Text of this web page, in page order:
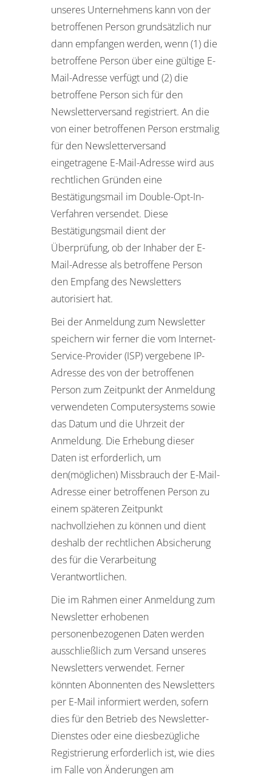
unseres Unternehmens kann von der
betroffenen Person grundsätzlich nur
dann empfangen werden, wenn (1) die
betroffene Person über eine gültige E-
Mail-Adresse verfügt und (2) die
betroffene Person sich für den
Newsletterversand registriert. An die
von einer betroffenen Person erstmalig
für den Newsletterversand
eingetragene E-Mail-Adresse wird aus
rechtlichen Gründen eine
Bestätigungsmail im Double-Opt-In-
Verfahren versendet. Diese
Bestätigungsmail dient der
Überprüfung, ob der Inhaber der E-
Mail-Adresse als betroffene Person
den Empfang des Newsletters
autorisiert hat.
Bei der Anmeldung zum Newsletter
speichern wir ferner die vom Internet-
Service-Provider (ISP) vergebene IP-
Adresse des von der betroffenen
Person zum Zeitpunkt der Anmeldung
verwendeten Computersystems sowie
das Datum und die Uhrzeit der
Anmeldung. Die Erhebung dieser
Daten ist erforderlich, um
den(möglichen) Missbrauch der E-Mail-
Adresse einer betroffenen Person zu
einem späteren Zeitpunkt
nachvollziehen zu können und dient
deshalb der rechtlichen Absicherung
des für die Verarbeitung
Verantwortlichen.
Die im Rahmen einer Anmeldung zum
Newsletter erhobenen
personenbezogenen Daten werden
ausschließlich zum Versand unseres
Newsletters verwendet. Ferner
könnten Abonnenten des Newsletters
per E-Mail informiert werden, sofern
dies für den Betrieb des Newsletter-
Dienstes oder eine diesbezügliche
Registrierung erforderlich ist, wie dies
im Falle von Änderungen am